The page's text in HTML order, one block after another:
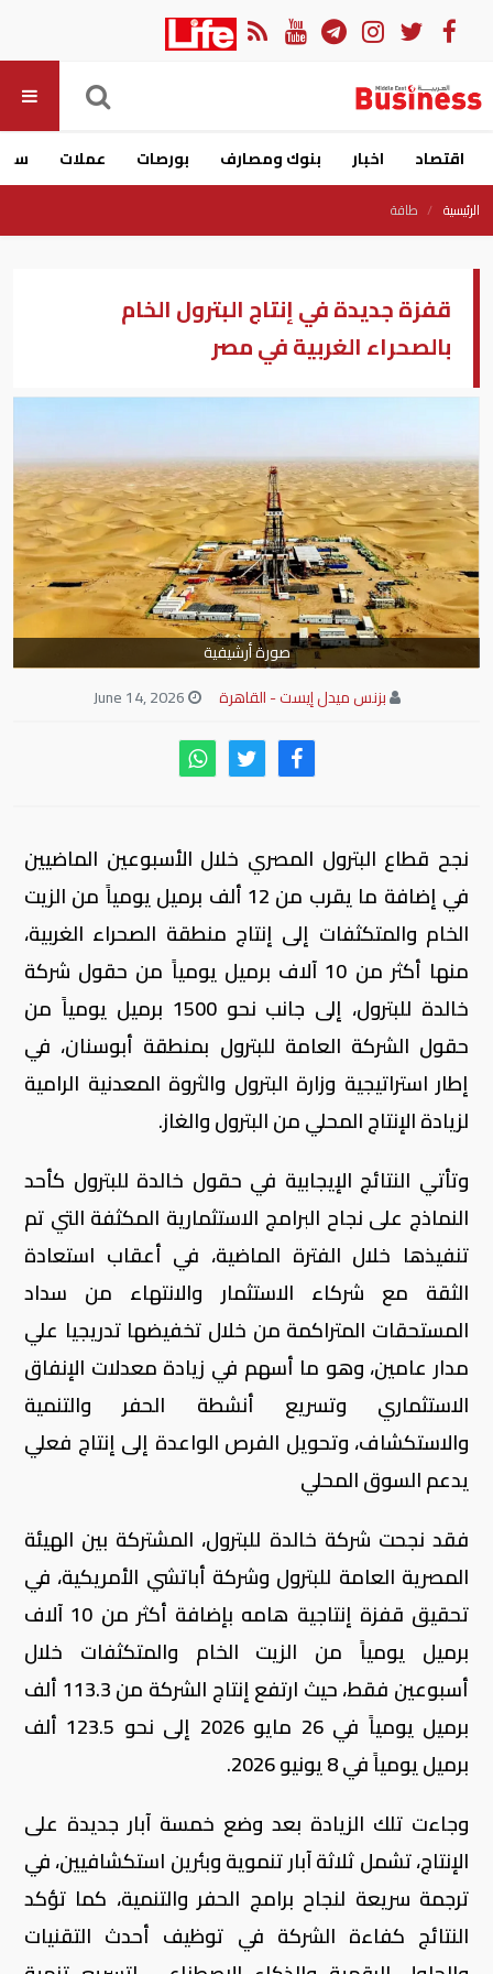
اقتصاد اخبار بنوك ومصارف بورصات عملات
الرئيسية طاقة
قفزة جديدة في إنتاج البترول الخام
بالصحراء الغربية في مصر
صورة أرشيفية
بزنس ميدل إيست - القاهرة
نجح قطاع البترول المصري خلال الأسبوعين الماضيين
في إضافة ما يقرب من 12 ألف برميل يومياً من الزيت
الخام والمتكثفات إلى إنتاج منطقة الصحراء الغربية،
منها أكثر من 10 آلاف برميل يومياً من حقول شركة
خالدة للبترول، إلى جانب نحو 1500 برميل يومياً من
حقول الشركة العامة للبترول بمنطقة أبوسنان، في
إطار استراتيجية وزارة البترول والثروة المعدنية الرامية
لزيادة الإنتاج المحلي من البترول والغاز.
وتأتي النتائج الإيجابية في حقول خالدة للبترول كأحد
النماذج على نجاح البرامج الاستثمارية المكثفة التي تم
تنفيذها خلال الفترة الماضية، في أعقاب استعادة
الثقة مع شركاء الاستثمار والانتهاء من سداد
المستحقات المتراكمة من خلال تخفيضها تدريجيا علي
مدار عامين، وهو ما أسهم في زيادة معدلات الإنفاق
الاستثماري وتسريع أنشطة الحفر والتنمية
والاستكشاف، وتحويل الفرص الواعدة إلى إنتاج فعلي
يدعم السوق المحلي
فقد نجحت شركة خالدة للبترول، المشتركة بين الهيئة
المصرية العامة للبترول وشركة أباتشي الأمريكية، في
تحقيق قفزة إنتاجية هامه بإضافة أكثر من 10 آلاف
برميل يومياً من الزيت الخام والمتكثفات خلال
أسبوعين فقط، حيث ارتفع إنتاج الشركة من 113.3 ألف
برميل يومياً في 26 مايو 2026 إلى نحو 123.5 ألف
برميل يومياً في 8 يونيو 2026.
وجاءت تلك الزيادة بعد وضع خمسة آبار جديدة على
الإنتاج، تشمل ثلاثة آبار تنموية وبئرين استكشافيين، في
ترجمة سريعة لنجاح برامج الحفر والتنمية، كما تؤكد
النتائج كفاءة الشركة في توظيف أحدث التقنيات